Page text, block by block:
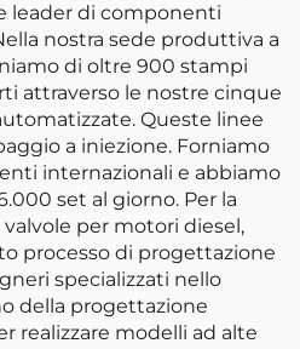
leader di componenti
nostra sede produttiva a
di oltre 900 stampi
attraverso le nostre cinque
Queste linee
a iniezione. Forniamo
internazionali e abbiamo
set al giorno. Per la
per motori diesel,
processo di progettazione
specializzati nello
della progettazione
realizzare modelli ad alte